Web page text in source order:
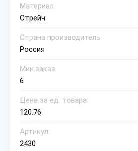
Материал
Стрейч
Страна производитель
Россия
Мин.заказ
6
Цена за ед. товара:
120.76
Артикул:
2430